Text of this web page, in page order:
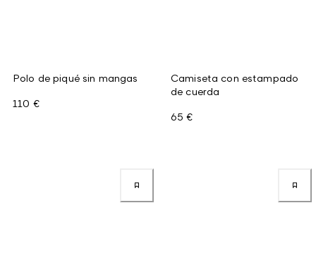
Polo de piqué sin mangas
110 €
Camiseta con estampado
de cuerda
65 €